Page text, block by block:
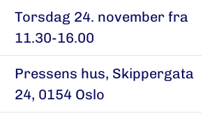
Torsdag 24. november fra
11.30-16.00
Pressens hus, Skippergata
24, 0154 Oslo